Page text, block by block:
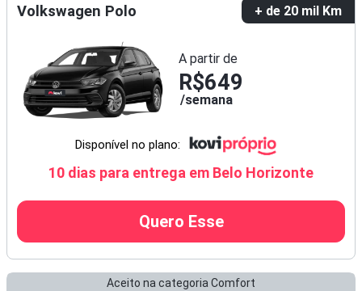
Volkswagen Polo + de 20 mil Km
A partir de
R$649
semana
Disponível no plano:
10 dias para entrega em Belo Horizonte
Quero Esse
Aceito na categoria Comfort